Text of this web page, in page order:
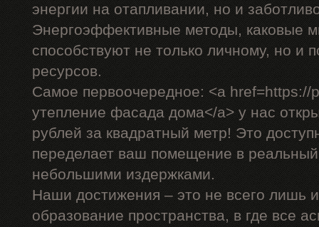
энергии на отапливании, но и
Энергоэффективные методы, каковые
способствуют не только личному, но и
ресурсов.
Самое первоочередное: <a href=https://
утепление фасада дома</a> у нас
рублей за квадратный метр! Это
переделает ваш помещение в
небольшими издержками.
Наши достижения – это не всего лишь
образование пространства, в где все